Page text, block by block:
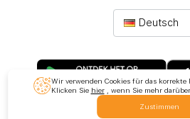
Deutsch
Wir verwenden Cookies für das
Klicken Sie hier
, wenn Sie mehr
Zustimmen